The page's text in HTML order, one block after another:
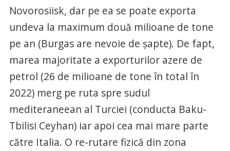
Novorosiisk, dar pe ea se poate exporta
undeva la maximum două milioane de tone
pe an (Burgas are nevoie de șapte). De fapt,
marea majoritate a exporturilor azere de
petrol (26 de milioane de tone în total în
2022) merg pe ruta spre sudul
mediteraneean al Turciei (conducta Baku-
Tbilisi Ceyhan) iar apoi cea mai mare parte
către Italia. O re-rutare fizică din zona